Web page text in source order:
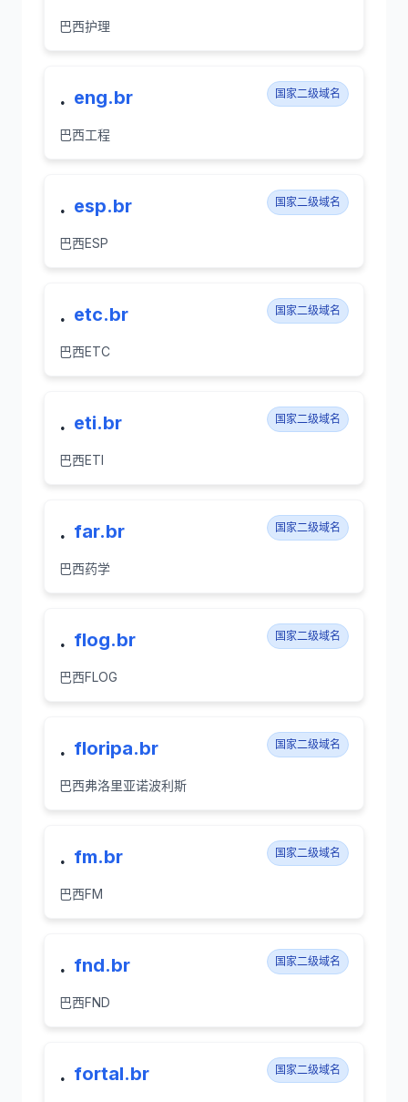
巴西护理
. eng.br 国家二级域名
巴西工程
. esp.br 国家二级域名
巴西ESP
. etc.br 国家二级域名
巴西ETC
. eti.br 国家二级域名
巴西ETI
. far.br 国家二级域名
巴西药学
. flog.br 国家二级域名
巴西FLOG
. floripa.br 国家二级域名
巴西弗洛里亚诺波利斯
. fm.br 国家二级域名
巴西FM
. fnd.br 国家二级域名
巴西FND
. fortal.br 国家二级域名